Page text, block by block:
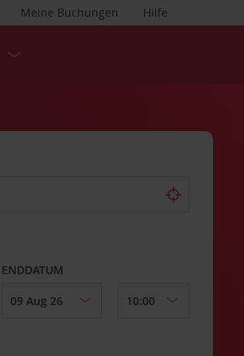
Hilfe
Meine Buchungen
ENDDATUM